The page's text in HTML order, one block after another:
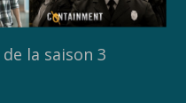
la saison 3